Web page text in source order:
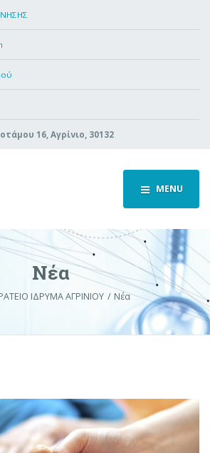
16, Αγρίνιο, 30132
MENU
Νέα
ΙΔΡΥΜΑ ΑΓΡΙΝΙΟΥ Νέα